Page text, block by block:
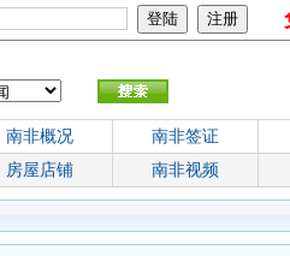
南非概况 南非签证
房屋店铺 南非视频